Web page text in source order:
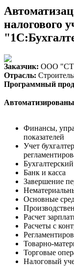
налогового
Заказчик: ООО
Отрасль:
Программный
Финансы,
показателей
Учет
Банк и касса
Завершение
Основные
Расчет
Расчеты с
Товарно-
Торговые
Налоговый